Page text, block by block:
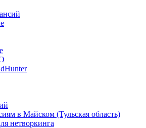
в Майском (Тульская область)
нетворкинга